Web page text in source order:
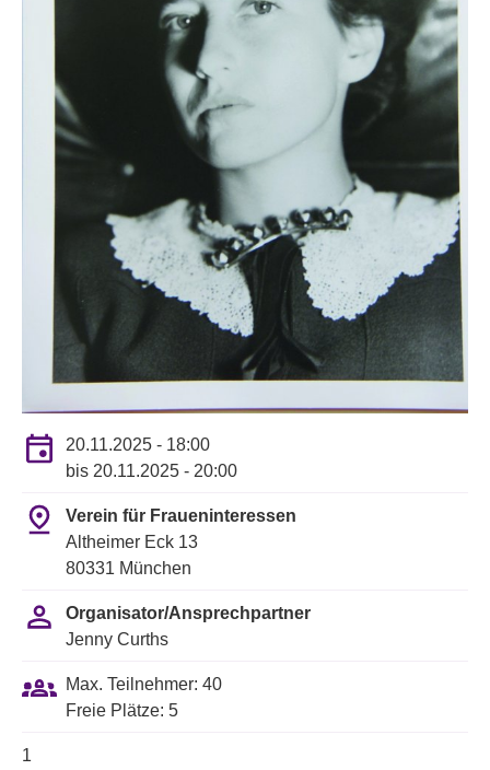
20.11.2025 - 18:00
bis 20.11.2025 - 20:00
Verein für Fraueninteressen
Altheimer Eck 13
80331 München
Organisator/Ansprechpartner
Jenny Curths
Max. Teilnehmer: 40
Freie Plätze: 5
1